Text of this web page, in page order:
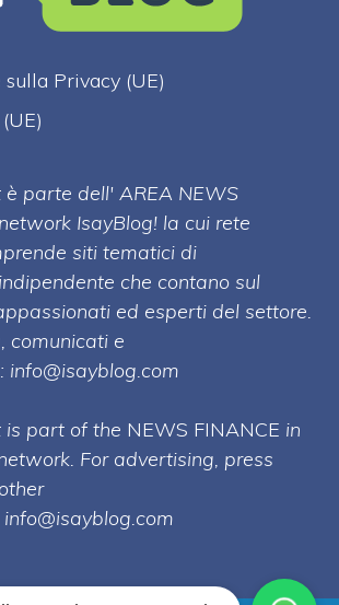
Privacy (UE)
parte dell' AREA NEWS
IsayBlog! la cui rete
siti tematici di
che contano sul
ed esperti del settore.
comunicati e
info@isayblog.com
is part of the NEWS FINANCE in
For advertising, press
info@isayblog.com